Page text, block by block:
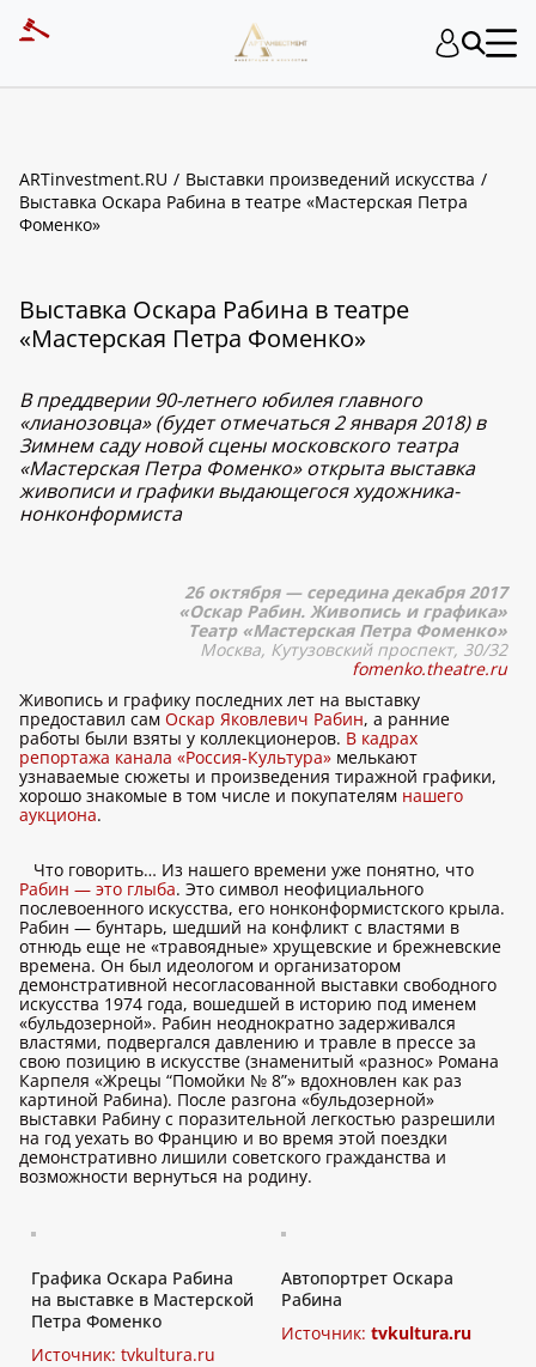
ARTinvestment.RU
Выставки произведений искусства
Выставка Оскара Рабина в театре «Мастерская Петра
Фоменко»
Выставка Оскара Рабина в театре
«Мастерская Петра Фоменко»
В преддверии 90-летнего юбилея главного
«лианозовца» (будет отмечаться 2 января 2018) в
Зимнем саду новой сцены московского театра
«Мастерская Петра Фоменко» открыта выставка
живописи и графики выдающегося художника-
нонконформиста
26 октября — середина декабря 2017
«Оскар Рабин. Живопись и графика»
Театр «Мастерская Петра Фоменко»
Москва, Кутузовский проспект, 30/32
fomenko.theatre.ru
Живопись и графику последних лет на выставку
предоставил сам Оскар Яковлевич Рабин, а ранние
работы были взяты у коллекционеров. В кадрах
репортажа канала «Россия-Культура» мелькают
узнаваемые сюжеты и произведения тиражной графики,
хорошо знакомые в том числе и покупателям нашего
аукциона.
Что говорить… Из нашего времени уже понятно, что
Рабин — это глыба. Это символ неофициального
послевоенного искусства, его нонконформистского крыла.
Рабин — бунтарь, шедший на конфликт с властями в
отнюдь еще не «травоядные» хрущевские и брежневские
времена. Он был идеологом и организатором
демонстративной несогласованной выставки свободного
искусства 1974 года, вошедшей в историю под именем
«бульдозерной». Рабин неоднократно задерживался
властями, подвергался давлению и травле в прессе за
свою позицию в искусстве (знаменитый «разнос» Романа
Карпеля «Жрецы “Помойки № 8”» вдохновлен как раз
картиной Рабина). После разгона «бульдозерной»
выставки Рабину с поразительной легкостью разрешили
на год уехать во Францию и во время этой поездки
демонстративно лишили советского гражданства и
возможности вернуться на родину.
Графика Оскара Рабина
на выставке в Мастерской
Петра Фоменко
Источник: tvkultura.ru
Автопортрет Оскара
Рабина
Источник: tvkultura.ru